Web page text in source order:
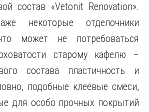
состав «Vetonit Renovation».
некоторые отделочники
может не потребоваться
старому кафелю –
состава пластичность и
подобные клеевые смеси,
для особо прочных покрытий